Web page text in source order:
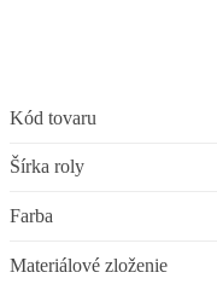
Kód tovaru
Šírka roly
Farba
Materiálové zloženie